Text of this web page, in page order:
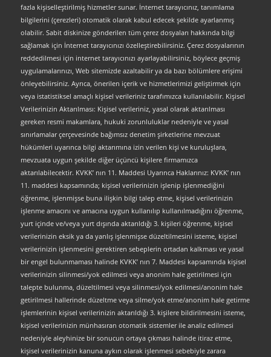
fazla kişiselleştirilmiş hizmetler sunar. İnternet tarayıcınız, tanımlama
bilgilerini (çerezleri) otomatik olarak kabul edecek şekilde ayarlanmış
olabilir. Sabit diskinize gönderilen tüm çerez dosyaları hakkında bilgi
sağlamak için İnternet tarayıcınızı özelleştirebilirsiniz. Çerez dosyalarının
reddedilmesi için internet tarayıcınızı ayarlayabilirsiniz, böylece geçmiş
uygulamalarınızı, Web sitemizde azaltabilir ya da bazı bölümlere erişimi
önleyebilirsiniz. Ayrıca, önerilen içerik ve hizmetlerimizi geliştirmek için
veya istatistiksel amaçlı kişisel verileriniz tarafımızca kullanılabilir. Kişisel
Verilerinizin Aktarılması: Kişisel verileriniz, yasal olarak aktarılması
gereken resmi makamlara, hukuki zorunluluklar nedeniyle ve yasal
sınırlamalar çerçevesinde bağımsız denetim şirketlerine mevzuat
hükümleri uyarınca bilgi aktarımına izin verilen kişi ve kuruluşlara,
mevzuata uygun şekilde diğer üçüncü kişilere firmamızca
aktarılabilecektir. KVKK’ nın 11. Maddesi Uyarınca Haklarınız: KVKK’ nın
11. maddesi kapsamında; kişisel verilerinizin işlenip işlenmediğini
öğrenme, işlenmişse buna ilişkin bilgi talep etme, kişisel verilerinizin
işlenme amacını ve amacına uygun kullanılıp kullanılmadığını öğrenme,
yurt içinde ve/veya yurt dışında aktarıldığı 3. kişileri öğrenme, kişisel
verilerinizin eksik ya da yanlış işlenmişse düzeltilmesini isteme, kişisel
verilerinizin işlenmesini gerektiren sebeplerin ortadan kalkması ve yasal
bir engel bulunmaması halinde KVKK’ nın 7. Maddesi kapsamında kişisel
verilerinizin silinmesi/yok edilmesi veya anonim hale getirilmesi için
talepte bulunma, düzeltilmesi veya silinmesi/yok edilmesi/anonim hale
getirilmesi hallerinde düzeltme veya silme/yok etme/anonim hale getirme
işlemlerinin kişisel verilerinizin aktarıldığı 3. kişilere bildirilmesini isteme,
kişisel verilerinizin münhasıran otomatik sistemler ile analiz edilmesi
nedeniyle aleyhinize bir sonucun ortaya çıkması halinde itiraz etme,
kişisel verilerinizin kanuna aykırı olarak işlenmesi sebebiyle zarara